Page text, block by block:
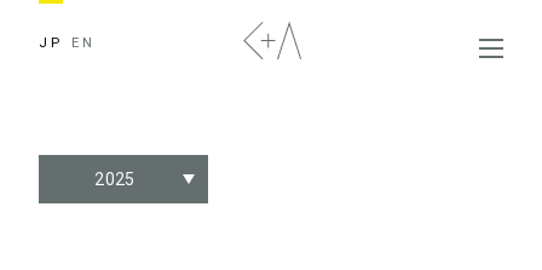
JP EN
2025